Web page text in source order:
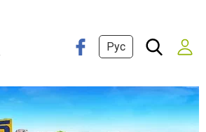
Рус